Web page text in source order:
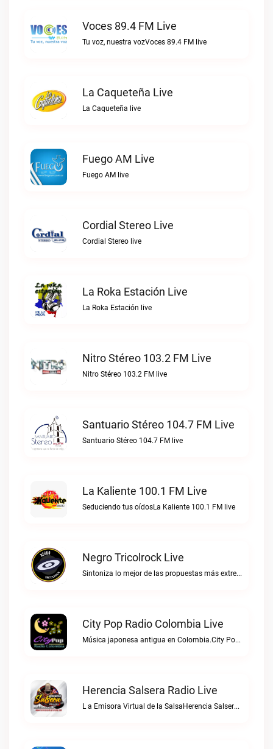
Voces 89.4 FM Live
Tu voz, nuestra vozVoces 89.4 FM live
La Caqueteña Live
La Caqueteña live
Fuego AM Live
Fuego AM live
Cordial Stereo Live
Cordial Stereo live
La Roka Estación Live
La Roka Estación live
Nitro Stéreo 103.2 FM Live
Nitro Stéreo 103.2 FM live
Santuario Stéreo 104.7 FM Live
Santuario Stéreo 104.7 FM live
La Kaliente 100.1 FM Live
Seduciendo tus oídosLa Kaliente 100.1 FM live
Negro Tricolrock Live
Sintoniza lo mejor de las propuestas más extremas y virtuosas del metal colombianoNegro Tricolrock live
City Pop Radio Colombia Live
Música japonesa antigua en Colombia.City Pop Radio Colombia live
Herencia Salsera Radio Live
L a Emisora Virtual de la SalsaHerencia Salsera Radio live